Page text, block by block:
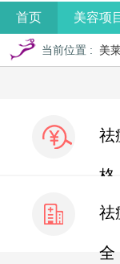
首页 美容项
当前位置 : 美
祛
格
祛
全